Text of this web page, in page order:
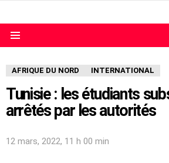
AFRIQUE DU NORD INTERNATIONAL
Tunisie : les étudiants
arrêtés par les autorités
12 mars, 2022, 11 h 00 min